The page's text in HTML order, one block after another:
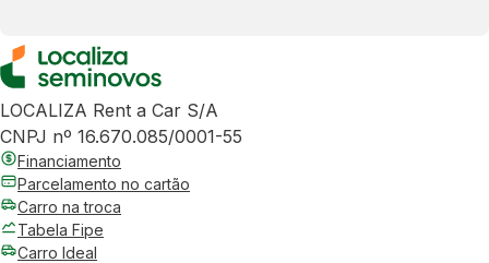
LOCALIZA Rent a Car S/A
CNPJ nº 16.670.085/0001-55
Financiamento
Parcelamento no cartão
Carro na troca
Tabela Fipe
Carro Ideal